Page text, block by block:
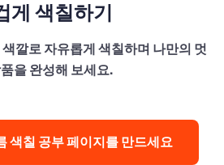
게 색칠하기
깔로 자유롭게 색칠하며 나만의 멋
을 완성해 보세요.
색칠 공부 페이지를 만드세요